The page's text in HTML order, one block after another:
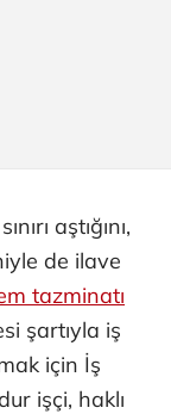
aştığını,
de ilave
tazminatı
şartıyla iş
için İş
işçi, haklı